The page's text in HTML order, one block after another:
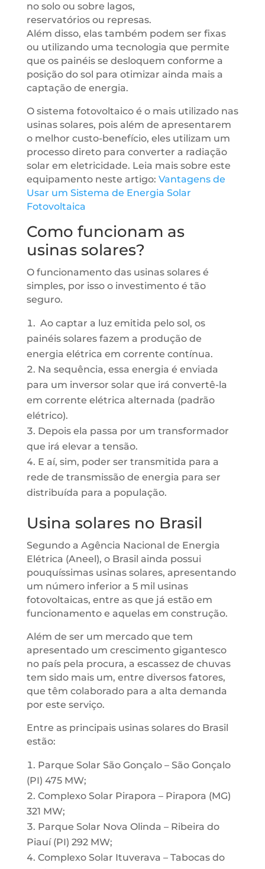
no solo ou sobre lagos,
reservatórios ou represas.
Além disso, elas também podem ser fixas
ou utilizando uma tecnologia que permite
que os painéis se desloquem conforme a
posição do sol para otimizar ainda mais a
captação de energia.
O sistema fotovoltaico é o mais utilizado nas
usinas solares, pois além de apresentarem
o melhor custo-benefício, eles utilizam um
processo direto para converter a radiação
solar em eletricidade. Leia mais sobre este
equipamento neste artigo: Vantagens de
Usar um Sistema de Energia Solar
Fotovoltaica
Como funcionam as
usinas solares?
O funcionamento das usinas solares é
simples, por isso o investimento é tão
seguro.
Ao captar a luz emitida pelo sol, os
painéis solares fazem a produção de
energia elétrica em corrente contínua.
Na sequência, essa energia é enviada
para um inversor solar que irá convertê-la
em corrente elétrica alternada (padrão
elétrico).
Depois ela passa por um transformador
que irá elevar a tensão.
E aí, sim, poder ser transmitida para a
rede de transmissão de energia para ser
distribuída para a população.
Usina solares no Brasil
Segundo a Agência Nacional de Energia
Elétrica (Aneel), o Brasil ainda possui
pouquíssimas usinas solares, apresentando
um número inferior a 5 mil usinas
fotovoltaicas, entre as que já estão em
funcionamento e aquelas em construção.
Além de ser um mercado que tem
apresentado um crescimento gigantesco
no país pela procura, a escassez de chuvas
tem sido mais um, entre diversos fatores,
que têm colaborado para a alta demanda
por este serviço.
Entre as principais usinas solares do Brasil
estão:
Parque Solar São Gonçalo – São Gonçalo
(PI) 475 MW;
Complexo Solar Pirapora – Pirapora (MG)
321 MW;
Parque Solar Nova Olinda – Ribeira do
Piauí (PI) 292 MW;
Complexo Solar Ituverava – Tabocas do